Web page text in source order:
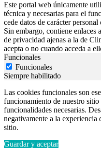
Este portal web únicamente
técnica y necesarias para el
cede datos de carácter
Sin embargo, contiene enlaces
de privacidad ajenas a la de
acepta o no cuando acceda a
Funcionales
Funcionales
Siempre habilitado
Las cookies funcionales son
funcionamiento de nuestro
funcionalidades necesarias.
negativamente a la
sitio.
Guardar y aceptar